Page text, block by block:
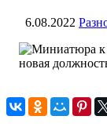
6.08.2022